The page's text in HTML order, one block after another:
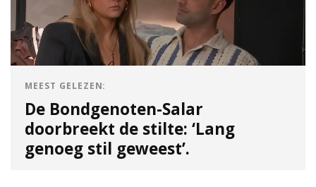
MEEST GELEZEN:
De Bondgenoten-Salar
doorbreekt de stilte: ‘Lang
genoeg stil geweest’.